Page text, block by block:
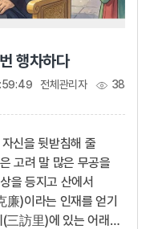
행차하다
전체관리자 38
신을 뒷받침해 줄
고려 말 많은 무공을
을 등지고 산에서
)이라는 인재를 얻기
(三訪里)에 있는 어래산